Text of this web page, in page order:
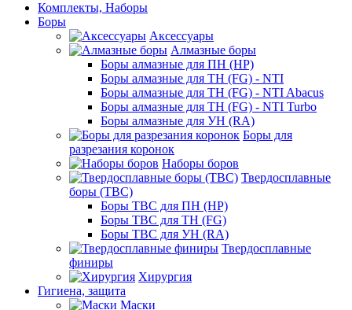
Комплекты, Наборы
Боры
Аксессуары
Алмазные боры
Боры алмазные для ПН (HP)
Боры алмазные для ТН (FG) - NTI
Боры алмазные для ТН (FG) - NTI Abacus
Боры алмазные для ТН (FG) - NTI Turbo
Боры алмазные для УН (RA)
Боры для
разрезания коронок
Наборы боров
Твердосплавные
боры (ТВС)
Боры ТВС для ПН (HP)
Боры ТВС для ТН (FG)
Боры ТВС для УН (RA)
Твердосплавные
финиры
Хирургия
Гигиена, защита
Маски